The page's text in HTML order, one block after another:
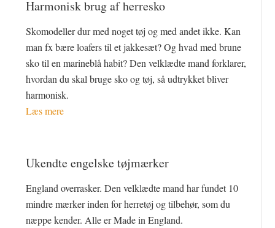
Harmonisk brug af herresko
Skomodeller dur med noget tøj og med andet ikke. Kan
man fx bære loafers til et jakkesæt? Og hvad med brune
sko til en marineblå habit? Den velklædte mand forklarer,
hvordan du skal bruge sko og tøj, så udtrykket bliver
harmonisk.
Læs mere
Ukendte engelske tøjmærker
England overrasker. Den velklædte mand har fundet 10
mindre mærker inden for herretøj og tilbehør, som du
næppe kender. Alle er Made in England.